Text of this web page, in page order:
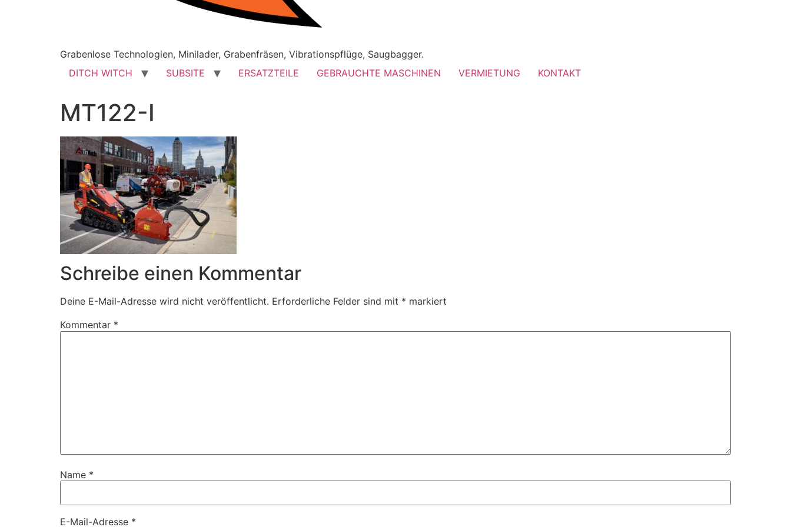
Grabenlose Technologien, Minilader, Grabenfräsen, Vibrationspflüge, Saugbagger.
DITCH WITCH
SUBSITE ERSATZTEILE GEBRAUCHTE MASCHINEN VERMIETUNG KONTAKT
MT122-I
Schreibe einen Kommentar
Deine E-Mail-Adresse wird nicht veröffentlicht. Erforderliche Felder sind mit * markiert
Kommentar *
Name *
E-Mail-Adresse *